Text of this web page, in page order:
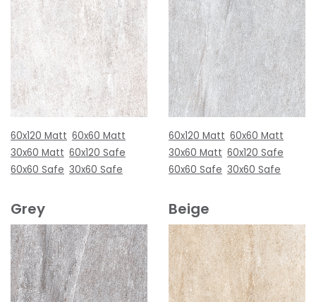
60x120 Matt 60x60 Matt
30x60 Matt 60x120 Safe
60x60 Safe 30x60 Safe
60x120 Matt 60x60 Matt
30x60 Matt 60x120 Safe
60x60 Safe 30x60 Safe
Grey Beige